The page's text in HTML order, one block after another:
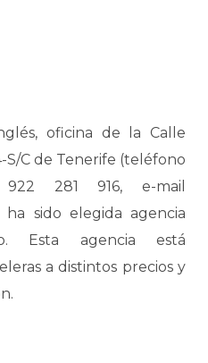
oficina de la Calle
S/C de Tenerife (teléfono
281 916, e-mail
ha sido elegida agencia
Esta agencia está
a distintos precios y